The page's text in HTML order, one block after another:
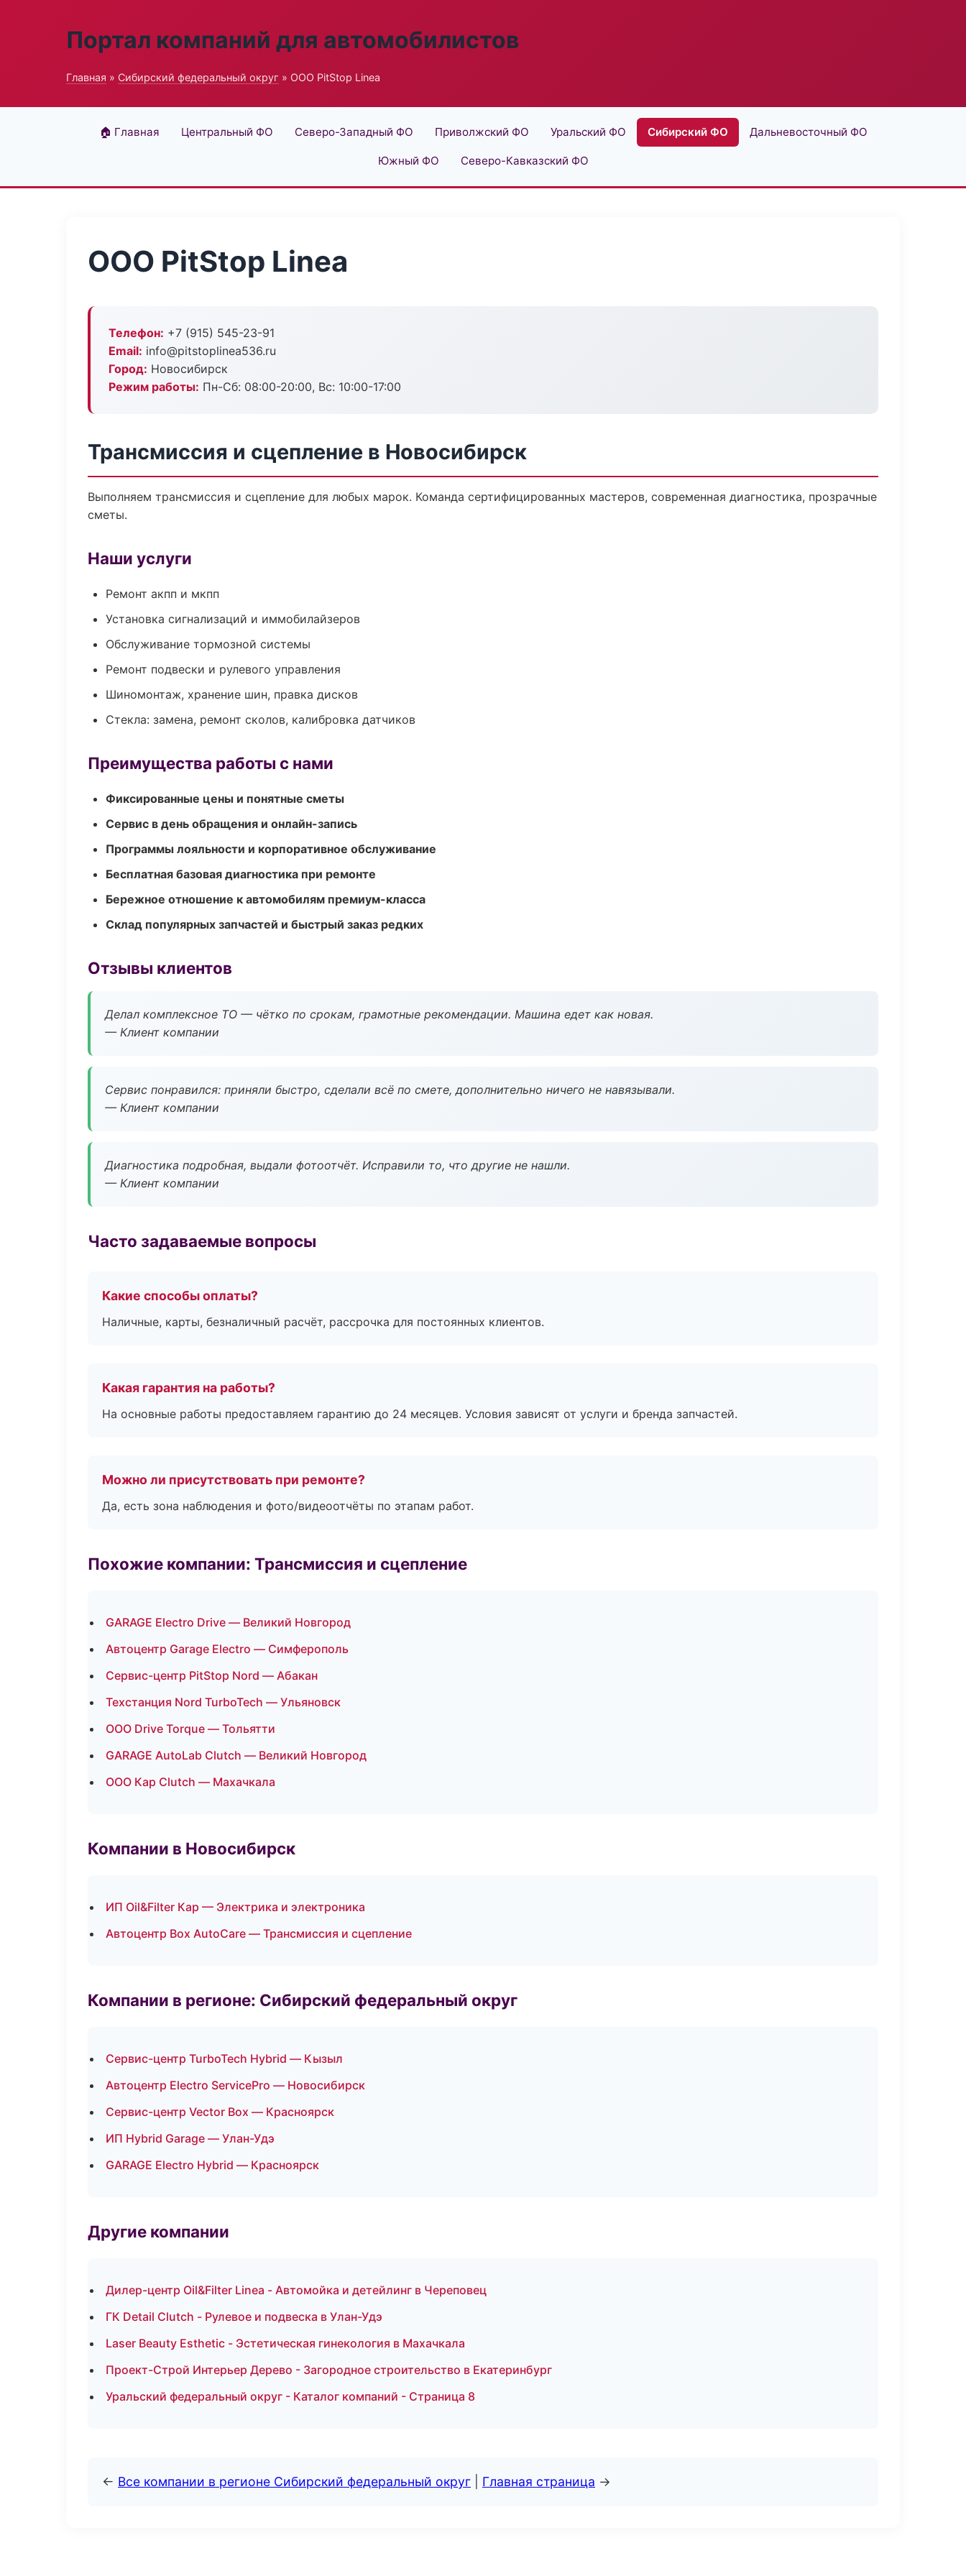
Портал компаний для автомобилистов
Главная » Сибирский федеральный округ » ООО PitStop Linea
🏠 Главная Центральный ФО Северо-Западный ФО Приволжский ФО Уральский ФО Сибирский ФО Дальневосточный ФО
Южный ФО Северо-Кавказский ФО
ООО PitStop Linea
Телефон: +7 (915) 545-23-91
Email: info@pitstoplinea536.ru
Город: Новосибирск
Режим работы: Пн-Сб: 08:00-20:00, Вс: 10:00-17:00
Трансмиссия и сцепление в Новосибирск
Выполняем трансмиссия и сцепление для любых марок. Команда сертифицированных мастеров, современная диагностика, прозрачные
сметы.
Наши услуги
Ремонт акпп и мкпп
Установка сигнализаций и иммобилайзеров
Обслуживание тормозной системы
Ремонт подвески и рулевого управления
Шиномонтаж, хранение шин, правка дисков
Стекла: замена, ремонт сколов, калибровка датчиков
Преимущества работы с нами
Фиксированные цены и понятные сметы
Сервис в день обращения и онлайн-запись
Программы лояльности и корпоративное обслуживание
Бесплатная базовая диагностика при ремонте
Бережное отношение к автомобилям премиум-класса
Склад популярных запчастей и быстрый заказ редких
Отзывы клиентов
Делал комплексное ТО — чётко по срокам, грамотные рекомендации. Машина едет как новая.
— Клиент компании
Сервис понравился: приняли быстро, сделали всё по смете, дополнительно ничего не навязывали.
— Клиент компании
Диагностика подробная, выдали фотоотчёт. Исправили то, что другие не нашли.
— Клиент компании
Часто задаваемые вопросы
Какие способы оплаты?
Наличные, карты, безналичный расчёт, рассрочка для постоянных клиентов.
Какая гарантия на работы?
На основные работы предоставляем гарантию до 24 месяцев. Условия зависят от услуги и бренда запчастей.
Можно ли присутствовать при ремонте?
Да, есть зона наблюдения и фото/видеоотчёты по этапам работ.
Похожие компании: Трансмиссия и сцепление
GARAGE Electro Drive — Великий Новгород
Автоцентр Garage Electro — Симферополь
Сервис-центр PitStop Nord — Абакан
Техстанция Nord TurboTech — Ульяновск
ООО Drive Torque — Тольятти
GARAGE AutoLab Clutch — Великий Новгород
ООО Кар Clutch — Махачкала
Компании в Новосибирск
ИП Oil&Filter Кар — Электрика и электроника
Автоцентр Box AutoCare — Трансмиссия и сцепление
Компании в регионе: Сибирский федеральный округ
Сервис-центр TurboTech Hybrid — Кызыл
Автоцентр Electro ServicePro — Новосибирск
Сервис-центр Vector Box — Красноярск
ИП Hybrid Garage — Улан-Удэ
GARAGE Electro Hybrid — Красноярск
Другие компании
Дилер-центр Oil&Filter Linea - Автомойка и детейлинг в Череповец
ГК Detail Clutch - Рулевое и подвеска в Улан-Удэ
Laser Beauty Esthetic - Эстетическая гинекология в Махачкала
Проект-Строй Интерьер Дерево - Загородное строительство в Екатеринбург
Уральский федеральный округ - Каталог компаний - Страница 8
← Все компании в регионе Сибирский федеральный округ Главная страница →